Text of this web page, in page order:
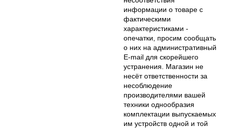
информации о товаре с
фактическими
характеристиками -
опечатки, просим сообщать
о них на административный
E-mail для скорейшего
устранения. Магазин не
несёт ответственности за
несоблюдение
производителями вашей
техники однообразия
комплектации выпускаемых
им устройств одной и той